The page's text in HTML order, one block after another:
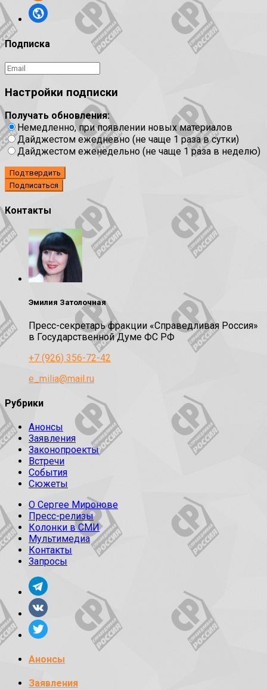
Подписка
Настройки подписки
Получать обновления:
Немедленно, при появлении новых материалов
Дайджестом ежедневно (не чаще 1 раза в сутки)
Дайджестом еженедельно (не чаще 1 раза в неделю)
Подтвердить
Контакты
Эмилия Затолочная
Пресс-секретарь фракции «Справедливая Россия»
в Государственной Думе ФС РФ
+7 (926) 356-72-42
e_milia@mail.ru
Рубрики
Анонсы
Заявления
Законопроекты
Встречи
События
Сюжеты
О Сергее Миронове
Пресс-релизы
Колонки в СМИ
Мультимедиа
Контакты
Запросы
Анонсы
Заявления